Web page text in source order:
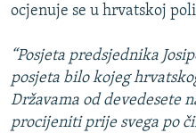
ocjenuje se u hrvatskoj
“Posjeta predsjednika
posjeta bilo kojeg
Državama od devedesete
procijeniti prije svega po